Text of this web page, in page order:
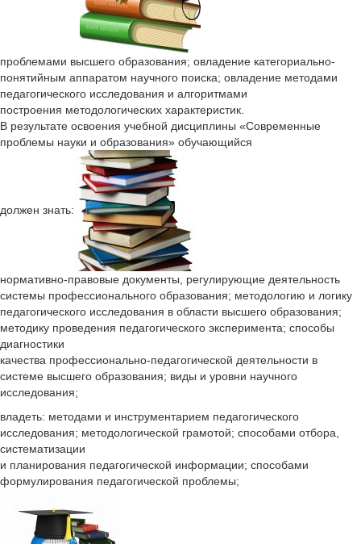
проблемами высшего образования; овладение категориально-
понятийным аппаратом научного поиска; овладение методами
педагогического исследования и алгоритмами
построения методологических характеристик.
В результате освоения учебной дисциплины «Современные
проблемы науки и образования» обучающийся
должен знать:
нормативно-правовые документы, регулирующие деятельность
системы профессионального образования; методологию и логику
педагогического исследования в области высшего образования;
методику проведения педагогического эксперимента; способы
диагностики
качества профессионально-педагогической деятельности в
системе высшего образования; виды и уровни научного
исследования;
владеть: методами и инструментарием педагогического
исследования; методологической грамотой; способами отбора,
систематизации
и планирования педагогической информации; способами
формулирования педагогической проблемы;